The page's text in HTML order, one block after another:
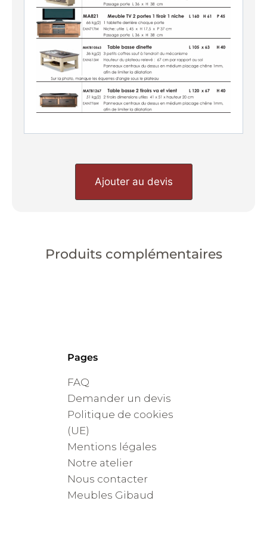
Ajouter au devis
Produits complémentaires
Pages
FAQ
Demander un devis
Politique de cookies
(UE)
Mentions légales
Notre atelier
Nous contacter
Meubles Gibaud